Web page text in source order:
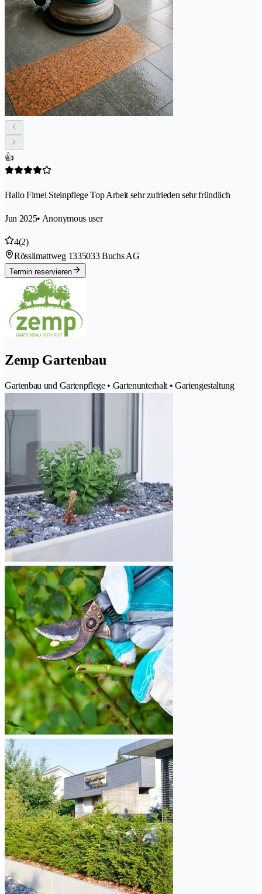
👍
Hallo Fimel Steinpflege Top Arbeit sehr zufrieden sehr fründlich
Jun 2025• Anonymous user
4(2)
Rösslimattweg 1335033 Buchs AG
Termin reservieren
Zemp Gartenbau
Gartenbau und Gartenpflege • Gartenunterhalt • Gartengestaltung